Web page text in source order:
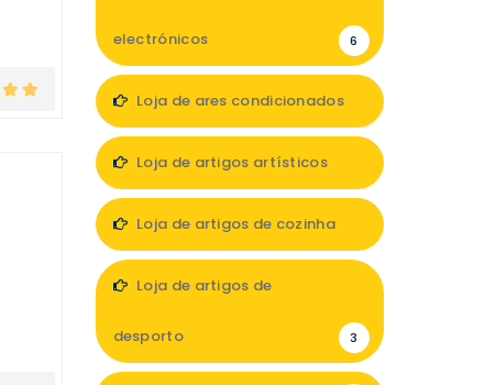
electrónicos 6
Loja de ares condicionados
Loja de artigos artísticos
Loja de artigos de cozinha
Loja de artigos de
desporto 3